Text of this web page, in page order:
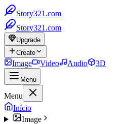
Story321.com
Story321.com
Upgrade
Create
Image Video Audio 3D
Menu
Menu
Início
Image